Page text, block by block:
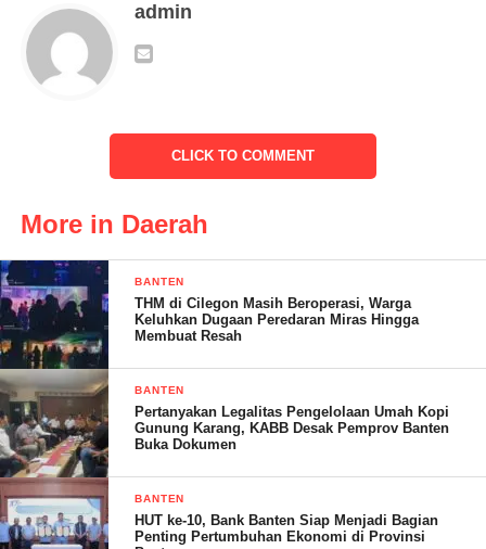
dugaan pembunuhan terhadap Kepala Desa Curugggoong yang
dilakukan oleh terduga pelaku berinisial SI.di Kampung
Sukamanah,desa Curuggoong, kecamatan Padarincang,
Puput (25) pada saat kejadian mengatakan “Sekitar pukul 12:00
Wib saya berada di rumah korban kades Curuggoong datang
Curugoong (Salamunasir), kemudian saya mengetuk pintu
rumah korban dan dibukakan oleh istri korban dan terduga
pelaku SI menanyakan keberadaan kades Curuggoong
“ungkapnya
admin
CLICK TO COMMENT
More in Daerah
BANTEN
THM di Cilegon Masih Beroperasi, Warga
Keluhkan Dugaan Peredaran Miras Hingga
Membuat Resah
BANTEN
Pertanyakan Legalitas Pengelolaan Umah Kopi
Gunung Karang, KABB Desak Pemprov Banten
Buka Dokumen
BANTEN
HUT ke-10, Bank Banten Siap Menjadi Bagian
Penting Pertumbuhan Ekonomi di Provinsi